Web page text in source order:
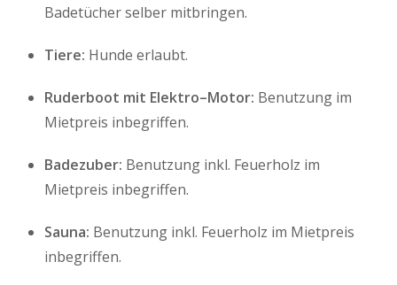
Badetücher selber mitbringen.
Tiere: Hunde erlaubt.
Ruderboot mit Elektro–Motor: Benutzung im
Mietpreis inbegriffen.
Badezuber: Benutzung inkl. Feuerholz im
Mietpreis inbegriffen.
Sauna: Benutzung inkl. Feuerholz im Mietpreis
inbegriffen.